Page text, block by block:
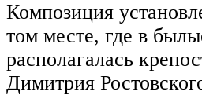
Композиция
том месте, где в
располагалась
Димитрия